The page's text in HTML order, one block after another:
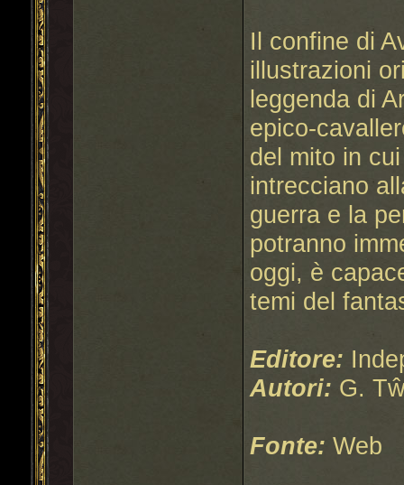
Il confine di
illustrazioni
leggenda di
epico-
del mito in
intrecciano
guerra e la
potranno
oggi, è
temi del
Editore:
Autori: G.
Fonte: Web